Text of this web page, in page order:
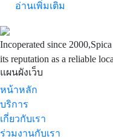
อ่านเพิ่มเติม
Incoperated since
its reputation as a reliable
แผนผังเว็บ
หน้าหลัก
บริการ
เกี่ยวกับเรา
ร่วมงานกับเรา